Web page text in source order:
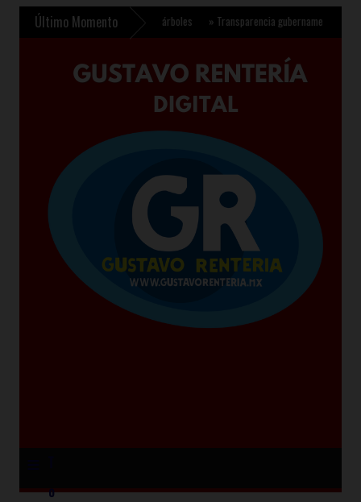
Último Momento
plantar 6.6 millones de árboles »Transparencia gubernamental se fortalece
o